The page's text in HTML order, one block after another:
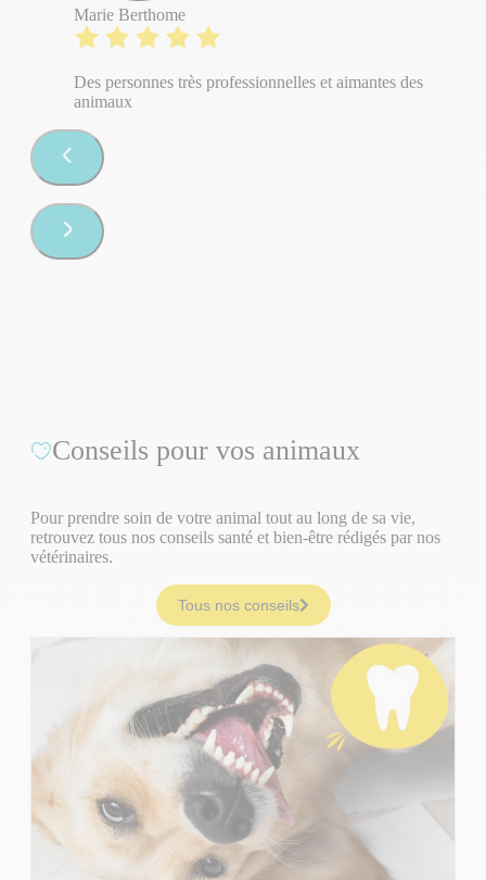
Marie Berthome
Des personnes très professionnelles et aimantes des
animaux
Conseils pour vos animaux
Pour prendre soin de votre animal tout au long de sa vie,
retrouvez tous nos conseils santé et bien-être rédigés par nos
vétérinaires.
Tous nos conseils